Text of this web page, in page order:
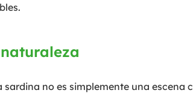
no es simplemente una escena